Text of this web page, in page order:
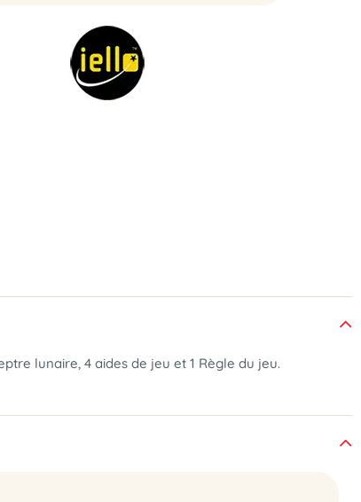
lunaire, 4 aides de jeu et 1 Règle du jeu.